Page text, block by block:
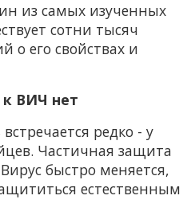
из самых изученных
сотни тысяч
о его свойствах и
ВИЧ нет
редко - у
Частичная защита
быстро меняется,
естественным